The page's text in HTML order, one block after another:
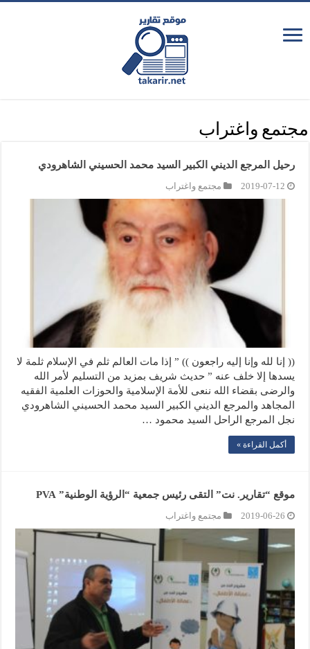
مجتمع واغتراب
رحيل المرجع الديني الكبير السيد محمد الحسيني الشاهرودي
2019-07-12 مجتمع واغتراب
(( إنا لله وإنا إليه راجعون )) ” إذا مات العالم ثلم في الإسلام ثلمة لا
يسدها إلا خلف عنه ” حديث شريف بمزيد من التسليم لأمر الله
والرضى بقضاء الله ننعى للأمة الإسلامية والحوزات العلمية الفقيه
المجاهد والمرجع الديني الكبير السيد محمد الحسيني الشاهرودي
نجل المرجع الراحل السيد محمود …
أكمل القراءة »
موقع “تقارير. نت” التقى رئيس جمعية “الرؤية الوطنية” PVA
2019-06-26 مجتمع واغتراب